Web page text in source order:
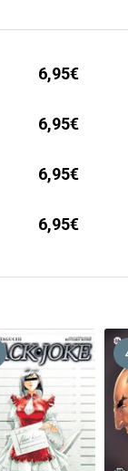
6,95€
6,95€
6,95€
6,95€